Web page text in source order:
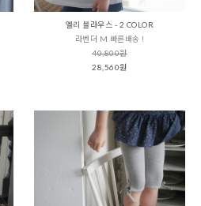
엘리 블라우스 - 2 COLOR
라벤더 M 빠른배송 !
40,800원
28,560원